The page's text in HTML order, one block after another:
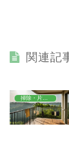
関連記
掃除・片付け